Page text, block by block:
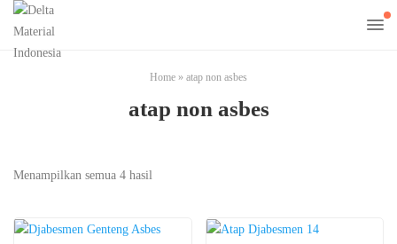
Home » atap non asbes
atap non asbes
Menampilkan semua 4 hasil